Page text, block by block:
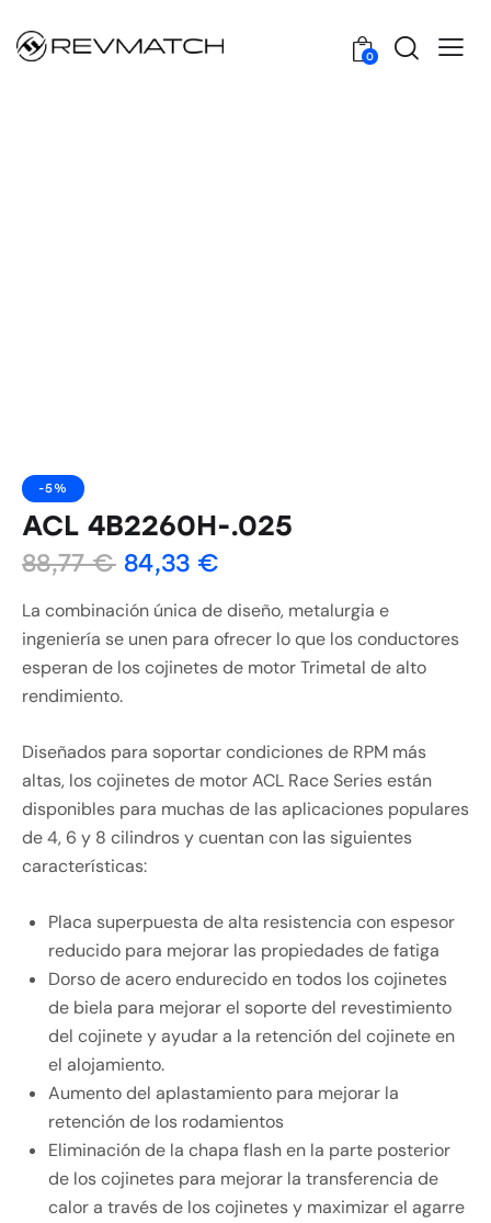
0
-5%
ACL 4B2260H-.025
88,77€ 84,33 €
La combinación única de diseño, metalurgia e
ingeniería se unen para ofrecer lo que los conductores
esperan de los cojinetes de motor Trimetal de alto
rendimiento.
Diseñados para soportar condiciones de RPM más
altas, los cojinetes de motor ACL Race Series están
disponibles para muchas de las aplicaciones populares
de 4, 6 y 8 cilindros y cuentan con las siguientes
características:
Placa superpuesta de alta resistencia con espesor
reducido para mejorar las propiedades de fatiga
Dorso de acero endurecido en todos los cojinetes
de biela para mejorar el soporte del revestimiento
del cojinete y ayudar a la retención del cojinete en
el alojamiento.
Aumento del aplastamiento para mejorar la
retención de los rodamientos
Eliminación de la chapa flash en la parte posterior
de los cojinetes para mejorar la transferencia de
calor a través de los cojinetes y maximizar el agarre